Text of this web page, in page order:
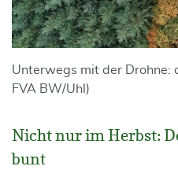
Unterwegs mit der Drohne:
FVA BW/Uhl)
Nicht nur im Herbst:
bunt